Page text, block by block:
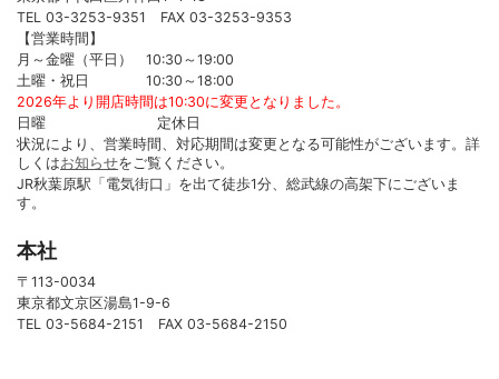
TEL 03-3253-9351 FAX 03-3253-9353
【営業時間】
月～金曜（平日） 10:30～19:00
土曜・祝日 10:30～18:00
2026年より開店時間は10:30に変更となりました。
日曜 定休日
状況により、営業時間、対応期間は変更となる可能性がございます。詳
しくはお知らせをご覧ください。
JR秋葉原駅「電気街口」を出て徒歩1分、総武線の高架下にございま
す。
本社
〒113-0034
東京都文京区湯島1-9-6
TEL 03-5684-2151 FAX 03-5684-2150